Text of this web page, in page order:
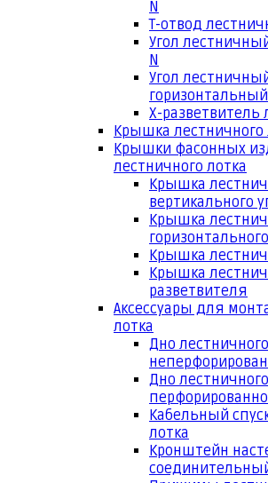
N
Т-отвод
Угол
N
Угол
горизонтальный
Х-разветвитель
Крышка лестничного
Крышки фасонных
лестничного лотка
Крышка
вертикального
Крышка
Крышка
Крышка
разветвителя
Аксессуары для
лотка
Дно
Дно
Кабельный
лотка
Кронштейн